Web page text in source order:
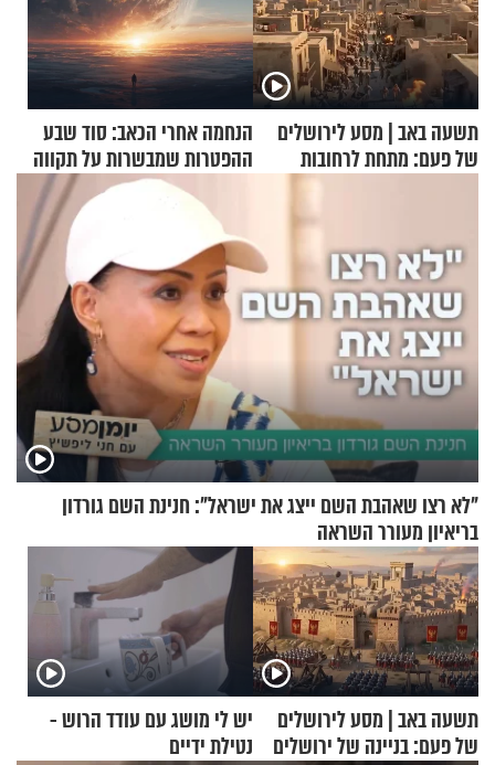
תשעה באב | מסע לירושלים
של פעם: מתחת לרחובות
הנחמה אחרי הכאב: סוד שבע
ההפטרות שמבשרות על תקווה
"לא רצו שאהבת השם ייצג את ישראל": חנינת השם גורדון
בריאיון מעורר השראה
תשעה באב | מסע לירושלים
של פעם: בניינה של ירושלים
יש לי מושג עם עודד הרוש -
נטילת ידיים